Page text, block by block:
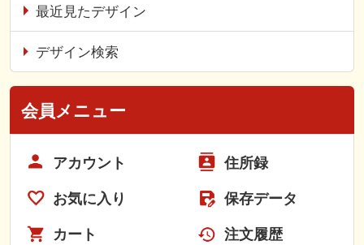
最近見たデザイン
デザイン検索
会員メニュー
アカウント 住所録
お気に入り 保存データ
カート 注文履歴